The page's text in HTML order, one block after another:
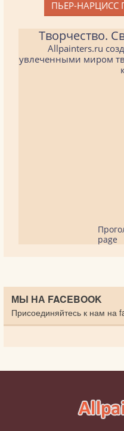
ПЬЕР-НАРЦИСС
Творчество.
Allpainters.ru
увлеченными миром
page
МЫ НА FACEBOOK
Присоединяйтесь к нам на